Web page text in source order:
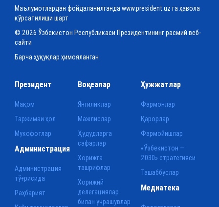
Маълумотлардан фойдаланилганда www.president.uz га ҳавола
кўрсатилиши шарт
© 2026 Ўзбекистон Республикаси Президентининг расмий веб-
сайти
Барча ҳуқуқлар ҳимояланган
Президент
Мақом
Таржимаи ҳол
Мукофотлар
Воқеалар
Янгиликлар
Мажлислар
Ҳудудларга
сафарлар
Хорижга
ташрифлар
Хорижий
делегациялар
билан учрашувлар
Ҳужжатлар
Фармонлар
Қарорлар
Фармойишлар
«Ўзбекистон —
2030» стратегияси
Ташаббуслар
Администрация
Администрация
тўғрисида
Раҳбарият
Медиатека